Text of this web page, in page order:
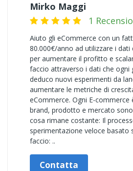
Mirko Maggi
1
Aiuto gli eCommerce con un
80.000€/anno ad utilizzare i dati
per aumentare il profitto e
faccio attraverso i dati che ogni
deduco nuovi esperimenti da
aumentare le metriche di
eCommerce. Ogni E-commerce
brand, prodotto e mercato
cosa rimane costante: Il
sperimentazione veloce basato
faccio: ..
Contatta